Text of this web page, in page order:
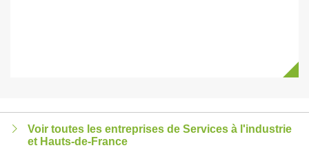
Voir toutes les entreprises de Services à l'industrie
et Hauts-de-France